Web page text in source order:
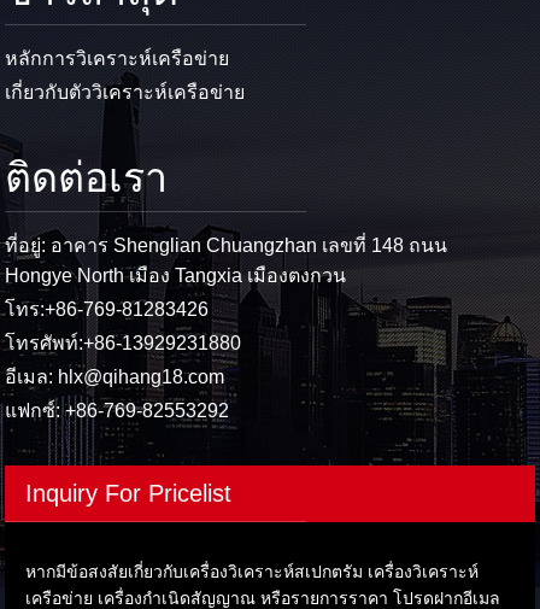
หลักการวิเคราะห์เครือข่าย
เกี่ยวกับตัววิเคราะห์เครือข่าย
ติดต่อเรา
ที่อยู่: อาคาร Shenglian Chuangzhan เลขที่ 148 ถนน
Hongye North เมือง Tangxia เมืองตงกวน
โทร:+86-769-81283426
โทรศัพท์:+86-13929231880
อีเมล: hlx@qihang18.com
แฟกซ์: +86-769-82553292
Inquiry For Pricelist
หากมีข้อสงสัยเกี่ยวกับเครื่องวิเคราะห์สเปกตรัม เครื่องวิเคราะห์
เครือข่าย เครื่องกำเนิดสัญญาณ หรือรายการราคา โปรดฝากอีเมล